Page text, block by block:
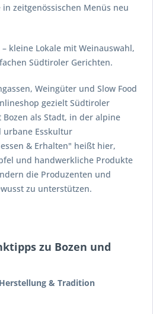
zeitgenössischen Menüs neu
– kleine Lokale mit Weinauswahl,
Südtiroler Gerichten.
Weingüter und Slow Food
gezielt Südtiroler
als Stadt, in der alpine
Esskultur
& Erhalten" heißt hier,
und handwerkliche Produkte
die Produzenten und
zu unterstützen.
zu Bozen und
& Tradition